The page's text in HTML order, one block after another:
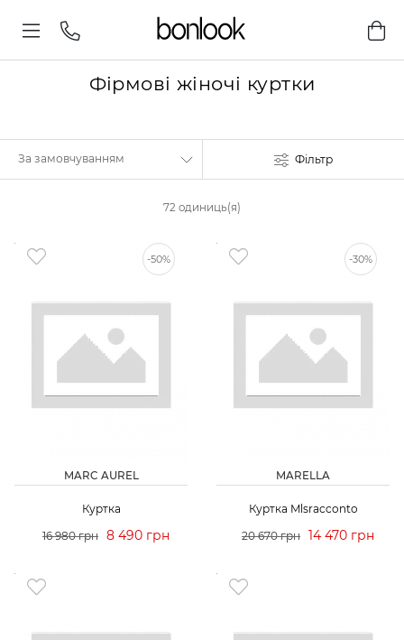
Фірмові жіночі куртки
Фільтр
72 одиниць(я)
-50%
MARC AUREL
Куртка
16 980 грн 8 490 грн
-30%
MARELLA
Куртка Mlsracconto
20 670 грн 14 470 грн